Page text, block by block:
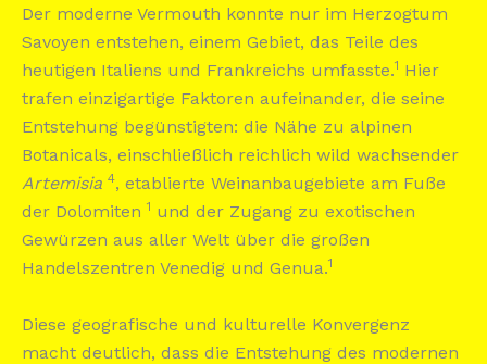
Der moderne Vermouth konnte nur im Herzogtum
Savoyen entstehen, einem Gebiet, das Teile des
heutigen Italiens und Frankreichs umfasste.1 Hier
trafen einzigartige Faktoren aufeinander, die seine
Entstehung begünstigten: die Nähe zu alpinen
Botanicals, einschließlich reichlich wild wachsender
Artemisia 4, etablierte Weinanbaugebiete am Fuße
der Dolomiten 1 und der Zugang zu exotischen
Gewürzen aus aller Welt über die großen
Handelszentren Venedig und Genua.1
Diese geografische und kulturelle Konvergenz
macht deutlich, dass die Entstehung des modernen